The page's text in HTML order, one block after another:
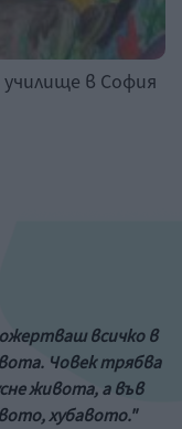
училище в София
всичко в
Човек трябва
живота, а във
хубавото."